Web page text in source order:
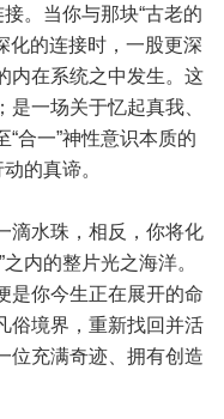
。当你与那块“古老的
化的连接时，一股更深
内在系统之中发生。这
一场关于忆起真我、
合一”神性意识本质的
的真谛。
滴水珠，相反，你将化
内的整片光之海洋。
是你今生正在展开的命
境界，重新找回并活
位充满奇迹、拥有创造